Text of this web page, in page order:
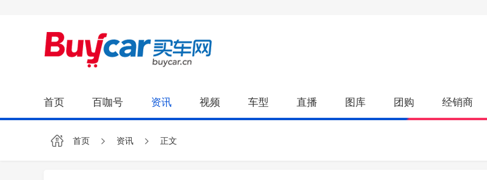
首页 百咖号 资讯 视频 车型 直播 图库 团购 经销商
首页 资讯 正文